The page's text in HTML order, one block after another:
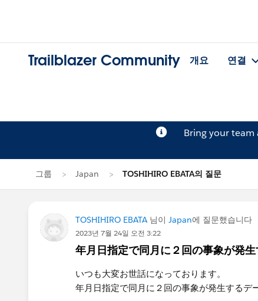
Trailblazer Community 개요 연결
Bring your
그룹 Japan TOSHIHIRO EBATA의 질문
TOSHIHIRO EBATA 님이 Japan에 질문했습니다
2023년 7월 24일 오전 3:22
年月日指定で同月に２回の事象が発
いつも大変お世話になっております。
年月日指定で同月に２回の事象が発生するデ